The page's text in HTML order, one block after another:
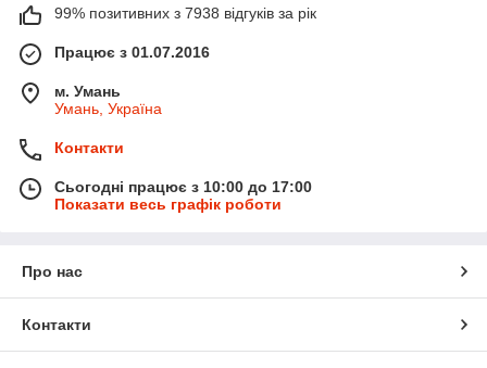
99% позитивних з 7938 відгуків за рік
Працює з 01.07.2016
м. Умань
Умань, Україна
Контакти
Сьогодні працює з 10:00 до 17:00
Показати весь графік роботи
Про нас
Контакти